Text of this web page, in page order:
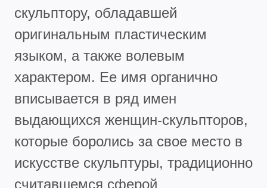
скульптору, обладавшей
оригинальным пластическим
языком, а также волевым
характером. Ее имя органично
вписывается в ряд имен
выдающихся женщин-скульпторов,
которые боролись за свое место в
искусстве скульптуры, традиционно
считавшемся сферой